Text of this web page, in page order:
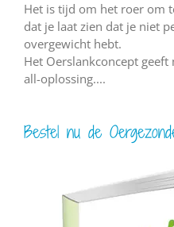
Het is tijd om het roer om
dat je laat zien dat je niet
overgewicht hebt.
Het Oerslankconcept
all-oplossing....
Bestel nu de